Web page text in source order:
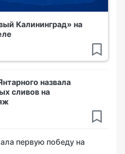
Калининград» на
назвала
сливов на
первую победу на